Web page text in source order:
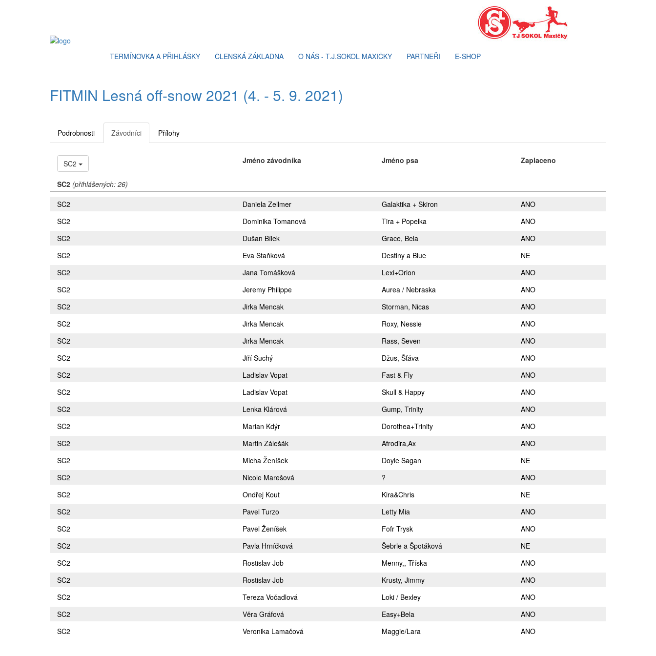
TERMÍNOVKA A PŘIHLÁŠKY ČLENSKÁ ZÁKLADNA O NÁS - T.J.SOKOL MAXIČKY PARTNEŘI E-SHOP
FITMIN Lesná off-snow 2021 (4. - 5. 9. 2021)
Podrobnosti Závodníci Přílohy
SC2 Jméno závodníka Jméno psa Zaplaceno
SC2 (přihlášených: 26)
SC2 Daniela Zellmer Galaktika + Skiron
ANO
SC2
Dominika Tomanová Tira + Popelka
ANO
SC2
Dušan Bílek Grace, Bela
ANO
SC2
Eva Staňková Destiny a Blue
NE
SC2
Jana Tomášková Lexi+Orion
ANO
SC2
Jeremy Philippe Aurea / Nebraska
ANO
SC2
Jirka Mencak Storman, Nicas
ANO
SC2
Jirka Mencak Roxy, Nessie
ANO
SC2
Jirka Mencak Rass, Seven
ANO
SC2
Jiří Suchý Džus, Šťáva
ANO
SC2
Ladislav Vopat Fast & Fly
ANO
SC2
Ladislav Vopat Skull & Happy
ANO
SC2
Lenka Klárová Gump, Trinity
ANO
SC2
Marian Kdýr Dorothea+Trinity
ANO
SC2
Martin Zálešák Afrodira,Ax
ANO
SC2
Micha Ženíšek Doyle Sagan
NE
SC2
Nicole Marešová ?
ANO
SC2
Ondřej Kout Kira&Chris
NE
SC2
Pavel Turzo Letty Mia
ANO
SC2
Pavel Ženíšek Fofr Trysk
ANO
SC2
Pavla Hrníčková Šebrle a Špotáková
NE
SC2
Rostislav Job Menny,, Tříska
ANO
SC2
Rostislav Job Krusty, Jimmy
ANO
SC2
Tereza Vočadlová Loki / Bexley
ANO
SC2
Věra Gráfová Easy+Bela
ANO
SC2
Veronika Lamačová Maggie/Lara ANO